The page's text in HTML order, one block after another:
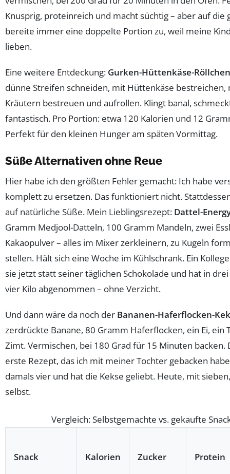
Knusprig, proteinreich und macht süchtig – aber auf die
bereite immer eine doppelte Portion zu, weil meine
lieben.
Eine weitere Entdeckung: Gurken-Hüttenkäse-Röllchen
dünne Streifen schneiden, mit Hüttenkäse bestreichen,
Kräutern bestreuen und aufrollen. Klingt banal,
fantastisch. Pro Portion: etwa 120 Kalorien und 12
Perfekt für den kleinen Hunger am späten Vormittag.
Süße Alternativen ohne Reue
Hier habe ich den größten Fehler gemacht: Ich habe
komplett zu ersetzen. Das funktioniert nicht.
auf natürliche Süße. Mein Lieblingsrezept: Dattel-
Gramm Medjool-Datteln, 100 Gramm Mandeln, zwei
Kakaopulver – alles im Mixer zerkleinern, zu Kugeln
stellen. Hält sich eine Woche im Kühlschrank. Ein
sie jetzt statt seiner täglichen Schokolade und hat in
vier Kilo abgenommen – ohne Verzicht.
Und dann wäre da noch der Bananen-Haferflocken-
zerdrückte Banane, 80 Gramm Haferflocken, ein Ei, ein
Zimt. Vermischen, bei 180 Grad für 15 Minuten backen.
erste Rezept, das ich mit meiner Tochter gebacken
damals vier und hat die Kekse geliebt. Heute, mit
selbst.
Vergleich: Selbstgemachte vs. gekaufte
Snack Kalorien Zucker Protein